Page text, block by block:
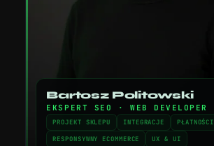
Bartosz Politowski
EKSPERT SEO · WEB DEVELOPER
PROJEKT SKLEPU INTEGRACJE
PŁATNOŚCI
RESPONSYWNY ECOMMERCE
UX & UI